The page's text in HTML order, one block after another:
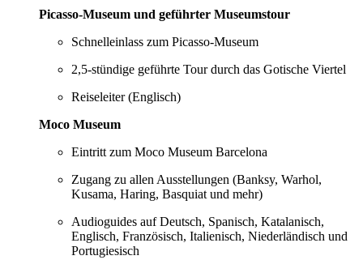
Picasso-Museum und geführter Museumstour
Schnelleinlass zum Picasso-Museum
2,5-stündige geführte Tour durch das Gotische Viertel
Reiseleiter (Englisch)
Moco Museum
Eintritt zum Moco Museum Barcelona
Zugang zu allen Ausstellungen (Banksy, Warhol,
Kusama, Haring, Basquiat und mehr)
Audioguides auf Deutsch, Spanisch, Katalanisch,
Englisch, Französisch, Italienisch, Niederländisch und
Portugiesisch